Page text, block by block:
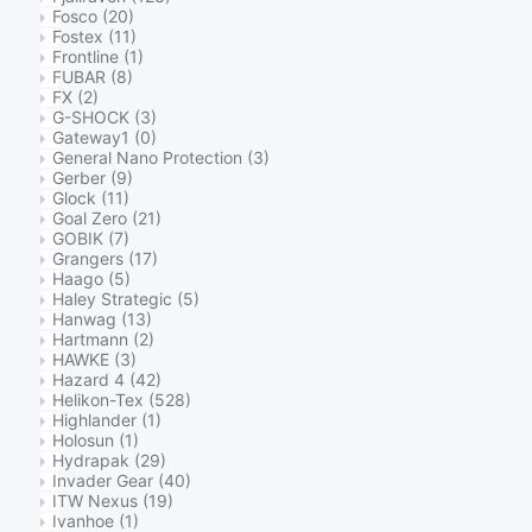
Fosco (20)
Fostex (11)
Frontline (1)
FUBAR (8)
FX (2)
G-SHOCK (3)
Gateway1 (0)
General Nano Protection (3)
Gerber (9)
Glock (11)
Goal Zero (21)
GOBIK (7)
Grangers (17)
Haago (5)
Haley Strategic (5)
Hanwag (13)
Hartmann (2)
HAWKE (3)
Hazard 4 (42)
Helikon-Tex (528)
Highlander (1)
Holosun (1)
Hydrapak (29)
Invader Gear (40)
ITW Nexus (19)
Ivanhoe (1)